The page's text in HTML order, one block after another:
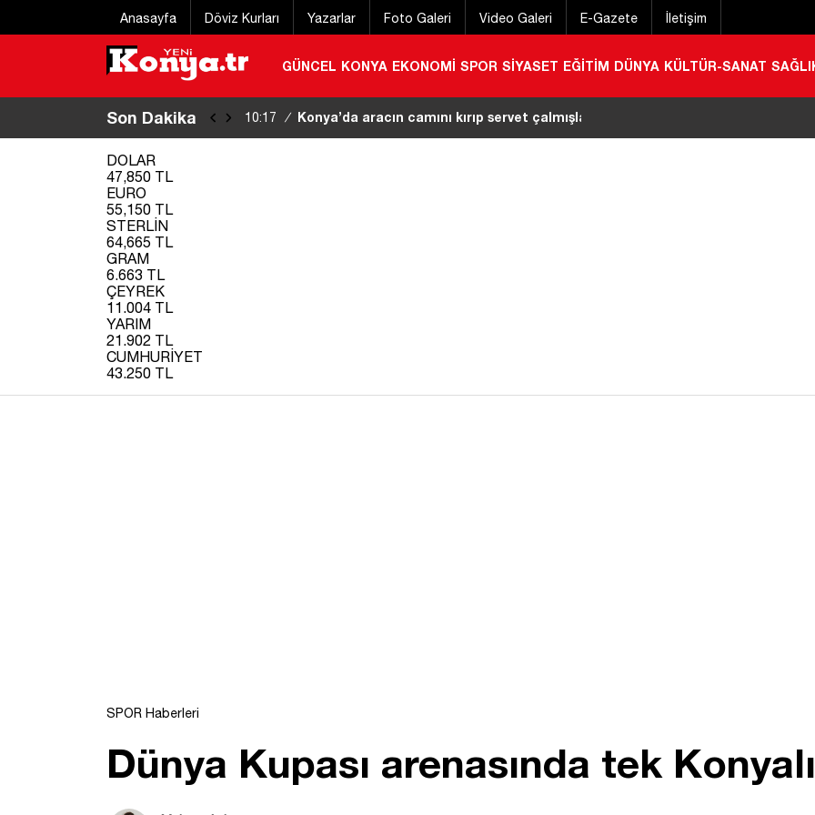
Anasayfa Döviz Kurları Yazarlar Foto Galeri Video Galeri E-Gazete İletişim
GÜNCEL KONYA EKONOMİ SPOR SİYASET EĞİTİM DÜNYA KÜLTÜR-SANAT
Son Dakika 10:17 / Konya’da aracın camını kırıp servet çalmışlardı! Maskeli soygun
DOLAR
47,850 TL
EURO
55,150 TL
STERLİN
64,665 TL
GRAM
6.663 TL
ÇEYREK
11.004 TL
YARIM
21.902 TL
CUMHURİYET
43.250 TL
SPOR Haberleri
Dünya Kupası arenasında tek